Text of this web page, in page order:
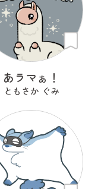
あラマぁ！
ともさか ぐみ